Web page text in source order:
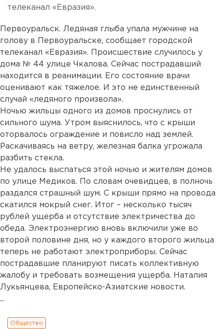
телеканал «Евразия».
Первоуральск. Ледяная глыба упала мужчине на
голову в Первоуральске, сообщает городской
телеканал «Евразия». Происшествие случилось у
дома № 44 улице Чкалова. Сейчас пострадавший
находится в реанимации. Его состояние врачи
оценивают как тяжелое. И это не единственный
случай «ледяного произвола».
Ночью жильцы одного из домов проснулись от
сильного шума. Утром выяснилось, что с крыши
оторвалось ограждение и повисло над землей.
Раскачиваясь на ветру, железная балка угрожала
разбить стекла.
Не удалось выспаться этой ночью и жителям домов
по улице Медиков. По словам очевидцев, в полночь
раздался страшный шум. С крыши прямо на провода
скатился мокрый снег. Итог – несколько тысяч
рублей ущерба и отсутствие электричества до
обеда. Электроэнергию вновь включили уже во
второй половине дня, но у каждого второго жильца
теперь не работают электроприборы. Сейчас
пострадавшие планируют писать коллективную
жалобу и требовать возмещения ущерба. Наталия
Лукьянцева, Европейско-Азиатские новости.
...
Общество